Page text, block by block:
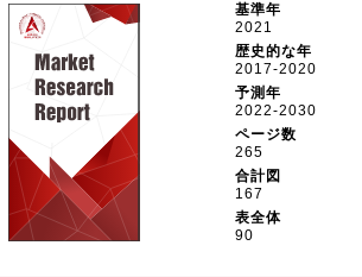
基準年
2021
歴史的な年
2017-2020
予測年
2022-2030
ページ数
265
合計図
167
表全体
90